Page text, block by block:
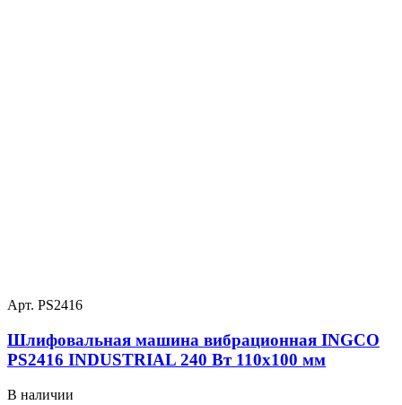
Арт. PS2416
Шлифовальная машина вибрационная INGCO
PS2416 INDUSTRIAL 240 Вт 110х100 мм
В наличии